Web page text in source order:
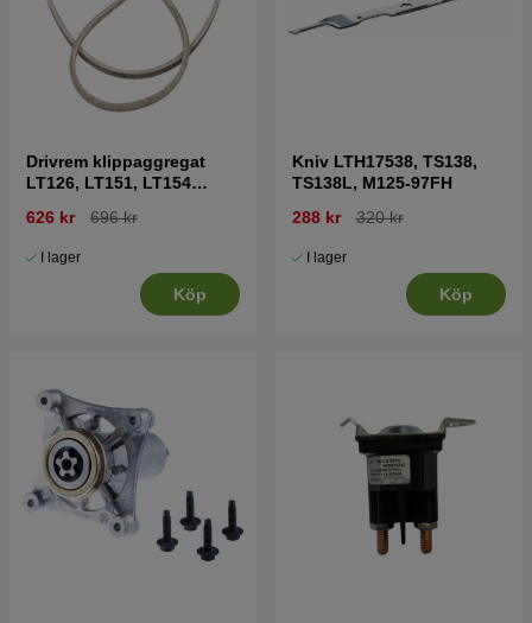
Drivrem klippaggregat
LT126, LT151, LT154
626 kr 696 kr
I lager
Köp
Kniv LTH17538, TS138,
TS138L, M125-97FH
288 kr
320 kr
I lager
Köp